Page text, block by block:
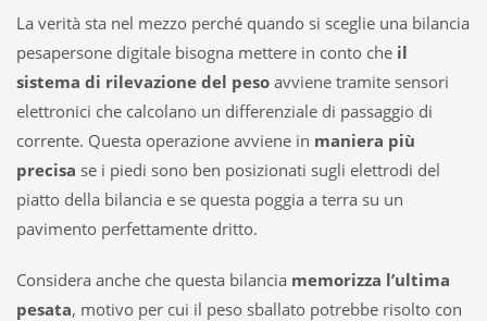
La verità sta nel mezzo perché quando si sceglie una bilancia
pesapersone digitale bisogna mettere in conto che il
sistema di rilevazione del peso avviene tramite sensori
elettronici che calcolano un differenziale di passaggio di
corrente. Questa operazione avviene in maniera più
precisa se i piedi sono ben posizionati sugli elettrodi del
piatto della bilancia e se questa poggia a terra su un
pavimento perfettamente dritto.
Considera anche che questa bilancia memorizza l’ultima
pesata, motivo per cui il peso sballato potrebbe risolto con